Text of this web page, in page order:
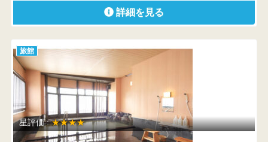
詳細を見る
旅館
星評価 :★★★★